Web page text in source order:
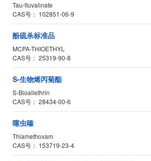
Tau-fluvalinate
CAS号： 102851-06-9
酚硫杀标准品
MCPA-THIOETHYL
CAS号： 25319-90-8
S-生物烯丙菊酯
S-Bioallethrin
CAS号： 28434-00-6
噻虫嗪
Thiamethoxam
CAS号： 153719-23-4